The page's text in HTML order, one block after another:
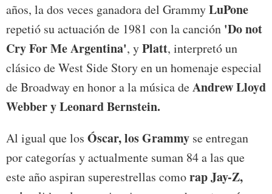
años, la dos veces ganadora del GrammyLuPone
repetió su actuación de 1981 con la canción 'Do not
Cry For Me Argentina', yPlatt, interpretó un
clásico de West Side Story en un homenaje especial
de Broadway en honor a la música deAndrew Lloyd
Webber y Leonard Bernstein.
Al igual que los Óscar, los Grammy se entregan
por categorías y actualmente suman 84 a las que
este año aspiran superestrellas comorap Jay-Z,